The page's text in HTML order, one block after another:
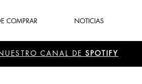
COMPRAR NOTICIAS
CANAL DE SPOTIFY